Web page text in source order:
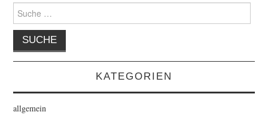
nach:
KATEGORIEN
allgemein